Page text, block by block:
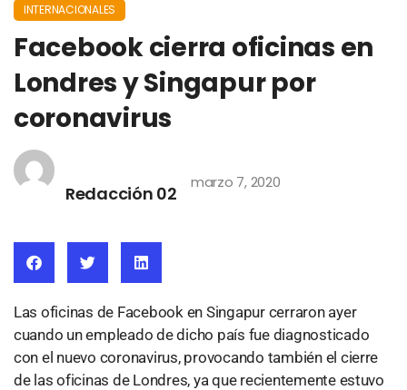
INTERNACIONALES
Facebook cierra oficinas en
Londres y Singapur por
coronavirus
Redacción 02
marzo 7, 2020
Las oficinas de Facebook en Singapur cerraron ayer
cuando un empleado de dicho país fue diagnosticado
con el nuevo coronavirus, provocando también el cierre
de las oficinas de Londres, ya que recientemente estuvo